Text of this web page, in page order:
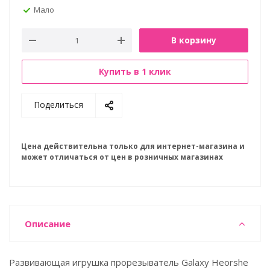
Мало
В корзину
Купить в 1 клик
Поделиться
Цена действительна только для интернет-магазина и
может отличаться от цен в розничных магазинах
Описание
Развивающая игрушка прорезыватель Galaxy Heorshe